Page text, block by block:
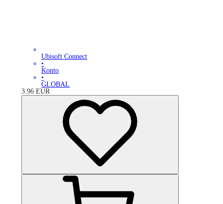
Ubisoft Connect
•
Konto
•
GLOBAL
3.96 EUR